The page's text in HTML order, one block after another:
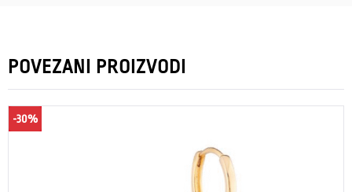
POVEZANI PROIZVODI
-30%